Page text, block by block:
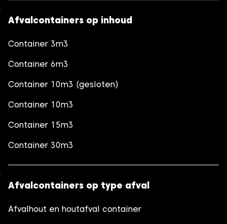
Afvalcontainers op inhoud
Container 3m3
Container 6m3
Container 10m3 (gesloten)
Container 10m3
Container 15m3
Container 30m3
Afvalcontainers op type afval
Afvalhout en houtafval container